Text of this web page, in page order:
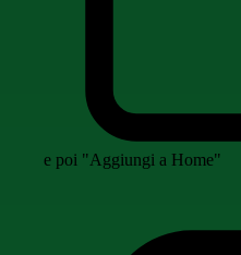
e poi "Aggiungi a Home"